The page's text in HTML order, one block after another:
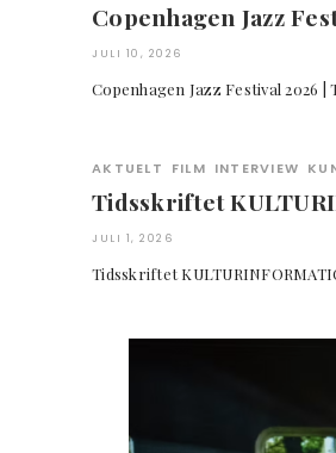
Copenhagen Jazz
JULI 10, 2026
Copenhagen Jazz Festival
AKTUELT FILM INTERVIEW
Tidsskriftet
JULI 1, 2026
Tidsskriftet